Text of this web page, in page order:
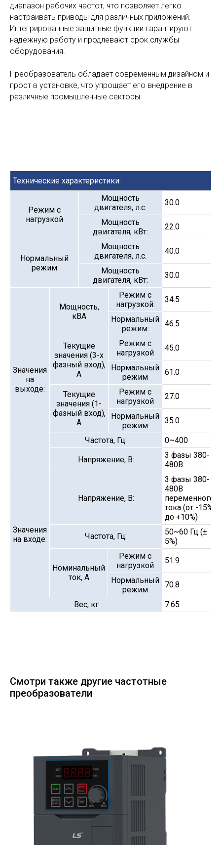
диапазон рабочих частот, что позволяет легко
настраивать приводы для различных приложений.
Интегрированные защитные функции гарантируют
надежную работу и продлевают срок службы
оборудования.
Преобразователь обладает современным дизайном и
прост в установке, что упрощает его внедрение в
различные промышленные секторы.
Технические характеристики:
Режим с
нагрузкой
Мощность
двигателя, л.с.
30.0
Мощность
двигателя, кВт:
22.0
Нормальный
режим
Мощность
двигателя, л.с.
40.0
Мощность
двигателя, кВт:
30.0
Значения
на
выходе:
Мощность,
кВА
Режим с
нагрузкой:
34.5
Нормальный
режим:
46.5
Текущие
значения (3-х
фазный вход),
А
Режим с
нагрузкой
45.0
Нормальный
режим
61.0
Текущие
значения (1-
фазный вход),
А
Режим с
нагрузкой
27.0
Нормальный
режим
35.0
Частота, Гц: 0~400
Напряжение, В:
3 фазы 380-
480В
Значения
на входе:
Напряжение, В:
3 фазы 380-
480В
переменного
тока (от -15%
до +10%)
Частота, Гц:
50~60 Гц (±
5%)
Номинальный
ток, А
Режим с
нагрузкой
51.9
Нормальный
режим
70.8
Вес, кг 7.65
Смотри также другие частотные
преобразователи